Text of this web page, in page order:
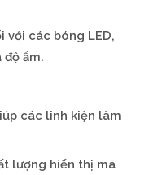
với các bóng LED,
độ ẩm.
các linh kiện làm
lượng hiển thị mà